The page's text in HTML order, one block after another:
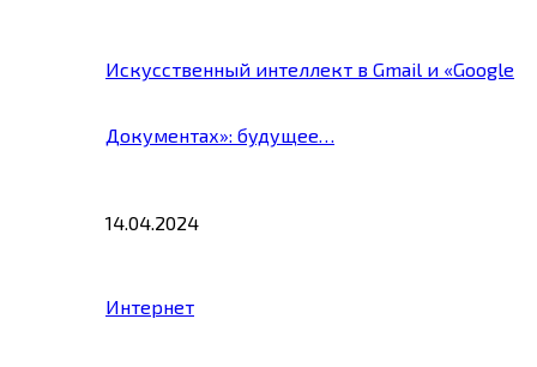
Искусственный интеллект в Gmail и «Google
Документах»: будущее…
14.04.2024
Интернет